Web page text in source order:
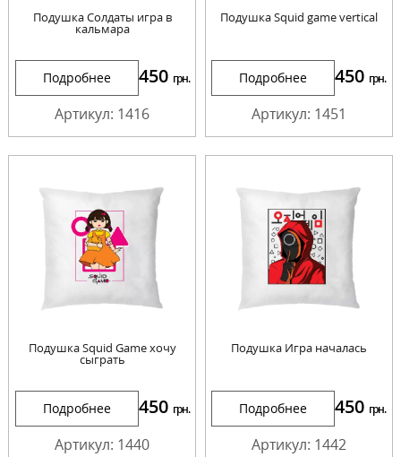
Подушка Солдаты игра в
кальмара
Подробнее 450 грн.
Артикул: 1416
Подушка Squid game vertical
Подробнее 450 грн.
Артикул: 1451
Подушка Squid Game хочу
сыграть
Подробнее 450 грн.
Артикул: 1440
Подушка Игра началась
Подробнее 450 грн.
Артикул: 1442